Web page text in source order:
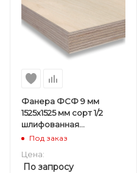
Фанера ФСФ 9 мм
1525х1525 мм сорт 1/2
шлифованная
березовая
Под заказ
Цена:
По запросу